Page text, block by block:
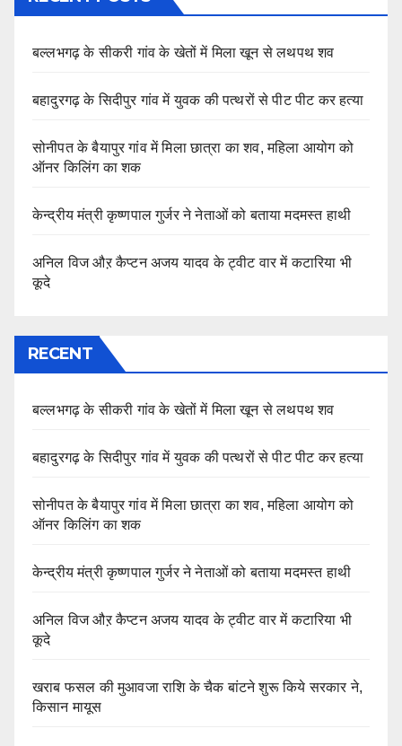
बल्लभगढ़ के सीकरी गांव के खेतों में मिला खून से लथपथ शव
बहादुरगढ़ के सिदीपुर गांव में युवक की पत्थरों से पीट पीट कर हत्या
सोनीपत के बैयापुर गांव में मिला छात्रा का शव, महिला आयोग को
ऑनर किलिंग का शक
केन्द्रीय मंत्री कृष्णपाल गुर्जर ने नेताओं को बताया मदमस्त हाथी
अनिल विज औऱ कैप्टन अजय यादव के ट्वीट वार में कटारिया भी
कूदे
RECENT
बल्लभगढ़ के सीकरी गांव के खेतों में मिला खून से लथपथ शव
बहादुरगढ़ के सिदीपुर गांव में युवक की पत्थरों से पीट पीट कर हत्या
सोनीपत के बैयापुर गांव में मिला छात्रा का शव, महिला आयोग को
ऑनर किलिंग का शक
केन्द्रीय मंत्री कृष्णपाल गुर्जर ने नेताओं को बताया मदमस्त हाथी
अनिल विज औऱ कैप्टन अजय यादव के ट्वीट वार में कटारिया भी
कूदे
खराब फसल की मुआवजा राशि के चैक बांटने शुरू किये सरकार ने,
किसान मायूस